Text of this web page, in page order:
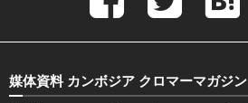
媒体資料 カンボジア クロマーマガジン